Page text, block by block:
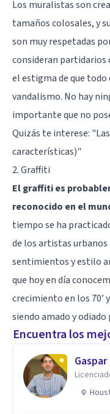
Los muralistas son
tamaños colosales, y
son muy respetadas
consideran partidarios
el estigma de que todo
vandalismo. No hay
importante que no
Quizás te interese:
características)"
2. Graffiti
El graffiti es
reconocido en el
tiempo se ha
de los artistas urbanos
sentimientos y estilo
que hoy en día
crecimiento en los 70’
siendo amado y odiado
Encuentra los